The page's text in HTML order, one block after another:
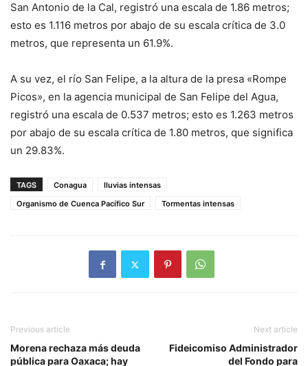
San Antonio de la Cal, registró una escala de 1.86 metros;
esto es 1.116 metros por abajo de su escala crítica de 3.0
metros, que representa un 61.9%.
A su vez, el río San Felipe, a la altura de la presa «Rompe
Picos», en la agencia municipal de San Felipe del Agua,
registró una escala de 0.537 metros; esto es 1.263 metros
por abajo de su escala crítica de 1.80 metros, que significa
un 29.83%.
TAGS Conagua
lluvias intensas
Organismo de Cuenca Pacífico Sur
Tormentas intensas
Previous article
Morena rechaza más deuda
pública para Oaxaca; hay
Next article
Fideicomiso Administrador
del Fondo para